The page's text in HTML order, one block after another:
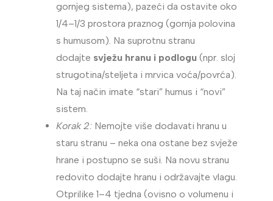
gornjeg sistema), pazeći da ostavite oko
1/4–1/3 prostora praznog (gornja polovina
s humusom). Na suprotnu stranu
dodajte svježu hranu i podlogu (npr. sloj
strugotina/steljeta i mrvica voća/povrća).
Na taj način imate “stari” humus i “novi”
sistem.
Korak 2: Nemojte više dodavati hranu u
staru stranu – neka ona ostane bez svježe
hrane i postupno se suši. Na novu stranu
redovito dodajte hranu i održavajte vlagu.
Otprilike 1–4 tjedna (ovisno o volumenu i